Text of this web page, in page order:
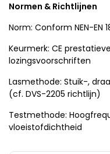
Normen & Richtlijnen
Norm: Conform NEN-EN
Keurmerk: CE
lozingsvoorschriften
Lasmethode: Stuik-,
(cf. DVS-2205 richtlijn)
Testmethode:
vloeistofdichtheid